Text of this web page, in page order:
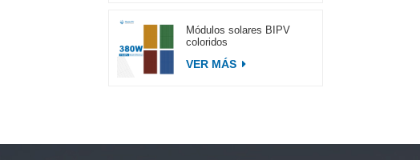
Módulos solares BIPV
coloridos
VER MÁS